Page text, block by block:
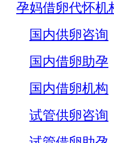
孕妈借卵代怀机
国内供卵咨询
国内借卵助孕
国内借卵机构
试管供卵咨询